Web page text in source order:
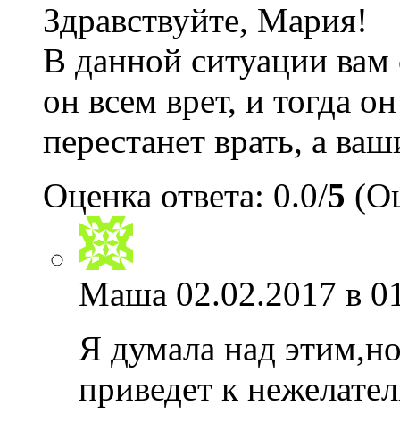
Здравствуйте, Мария!
В данной ситуации вам
он всем врет, и тогда
перестанет врать, а
Оценка ответа: 0.0/5
Маша 02.02.2017 в
Я думала над
приведет к